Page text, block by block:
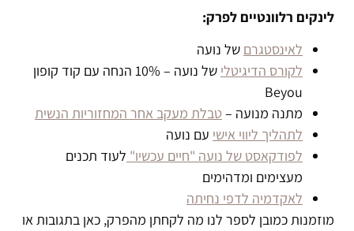
לינקים רלוונטיים לפרק:
לאינסטגרם של נועה
לקורס הדיגיטלי
של נועה – 10% הנחה עם קוד קופון
Beyou
מתנה מנועה – טבלת מעקב אחר המחזוריות הנשית
לתהליך ליווי אישי עם נועה
לפודקאסט של נועה "חיים עכשיו" לעוד תכנים
מעצימים ומדהימים
לאקדמיה לדפי נחיתה
מוזמנות כמובן לספר לנו מה לקחתן מהפרק, כאן בתגובות או